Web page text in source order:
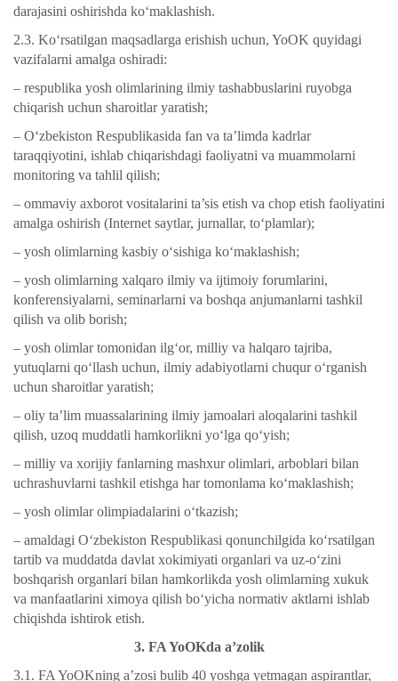
darajasini oshirishda ko‘maklashish.
2.3. Ko‘rsatilgan maqsadlarga erishish uchun, YoOK quyidagi
vazifalarni amalga oshiradi:
– respublika yosh olimlarining ilmiy tashabbuslarini ruyobga
chiqarish uchun sharoitlar yaratish;
– O‘zbekiston Respublikasida fan va ta’limda kadrlar
taraqqiyotini, ishlab chiqarishdagi faoliyatni va muammolarni
monitoring va tahlil qilish;
– ommaviy axborot vositalarini ta’sis etish va chop etish faoliyatini
amalga oshirish (Internet saytlar, jurnallar, to‘plamlar);
– yosh olimlarning kasbiy o‘sishiga ko‘maklashish;
– yosh olimlarning xalqaro ilmiy va ijtimoiy forumlarini,
konferensiyalarni, seminarlarni va boshqa anjumanlarni tashkil
qilish va olib borish;
– yosh olimlar tomonidan ilg‘or, milliy va halqaro tajriba,
yutuqlarni qo‘llash uchun, ilmiy adabiyotlarni chuqur o‘rganish
uchun sharoitlar yaratish;
– oliy ta’lim muassalarining ilmiy jamoalari aloqalarini tashkil
qilish, uzoq muddatli hamkorlikni yo‘lga qo‘yish;
– milliy va xorijiy fanlarning mashxur olimlari, arboblari bilan
uchrashuvlarni tashkil etishga har tomonlama ko‘maklashish;
– yosh olimlar olimpiadalarini o‘tkazish;
– amaldagi O‘zbekiston Respublikasi qonunchilgida ko‘rsatilgan
tartib va muddatda davlat xokimiyati organlari va uz-o‘zini
boshqarish organlari bilan hamkorlikda yosh olimlarning xukuk
va manfaatlarini ximoya qilish bo‘yicha normativ aktlarni ishlab
chiqishda ishtirok etish.
3. FA YoOKda a’zolik
3.1. FA YoOKning a’zosi bulib 40 yoshga yetmagan aspirantlar,